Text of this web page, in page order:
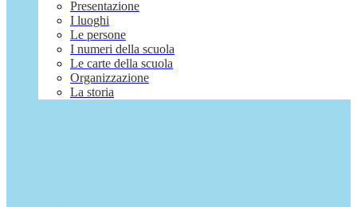
Presentazione
I luoghi
Le persone
I numeri della scuola
Le carte della scuola
Organizzazione
La storia